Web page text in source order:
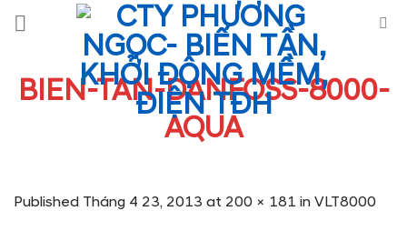
BIEN-TAN-DANFOSS-8000-
AQUA
Published Tháng 4 23, 2013 at 200 × 181 in VLT8000